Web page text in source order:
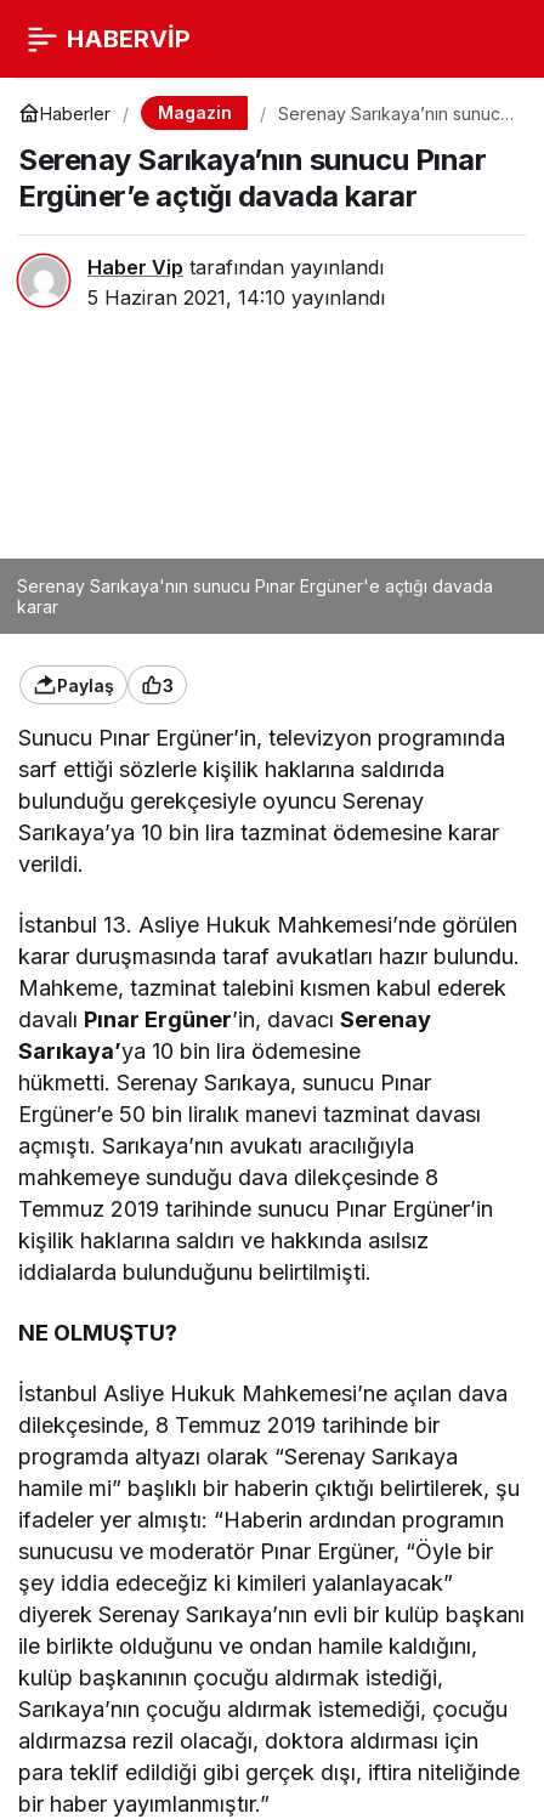
HABERVİP
Haberler Magazin
Serenay Sarıkaya’nın sunucu
karar
Serenay Sarıkaya’nın sunucu Pınar
Ergüner’e açtığı davada karar
Haber Vip tarafından yayınlandı
5 Haziran 2021, 14:10 yayınlandı
Serenay Sarıkaya'nın sunucu Pınar Ergüner'e açtığı davada
karar
Paylaş 3
Sunucu Pınar Ergüner’in, televizyon programında
sarf ettiği sözlerle kişilik haklarına saldırıda
bulunduğu gerekçesiyle oyuncu Serenay
Sarıkaya’ya 10 bin lira tazminat ödemesine karar
verildi.
İstanbul 13. Asliye Hukuk Mahkemesi’nde görülen
karar duruşmasında taraf avukatları hazır bulundu.
Mahkeme, tazminat talebini kısmen kabul ederek
davalı Pınar Ergüner’in, davacıSerenay
Sarıkaya’ya 10 bin lira ödemesine
hükmetti. Serenay Sarıkaya, sunucu Pınar
Ergüner’e 50 bin liralık manevi tazminat davası
açmıştı. Sarıkaya’nın avukatı aracılığıyla
mahkemeye sunduğu dava dilekçesinde 8
Temmuz 2019 tarihinde sunucu Pınar Ergüner’in
kişilik haklarına saldırı ve hakkında asılsız
iddialarda bulunduğunu belirtilmişti.
NE OLMUŞTU?
İstanbul Asliye Hukuk Mahkemesi’ne açılan dava
dilekçesinde, 8 Temmuz 2019 tarihinde bir
programda altyazı olarak “Serenay Sarıkaya
hamile mi” başlıklı bir haberin çıktığı belirtilerek, şu
ifadeler yer almıştı: “Haberin ardından programın
sunucusu ve moderatör Pınar Ergüner, “Öyle bir
şey iddia edeceğiz ki kimileri yalanlayacak”
diyerek Serenay Sarıkaya’nın evli bir kulüp başkanı
ile birlikte olduğunu ve ondan hamile kaldığını,
kulüp başkanının çocuğu aldırmak istediği,
Sarıkaya’nın çocuğu aldırmak istemediği, çocuğu
aldırmazsa rezil olacağı, doktora aldırması için
para teklif edildiği gibi gerçek dışı, iftira niteliğinde
bir haber yayımlanmıştır.”